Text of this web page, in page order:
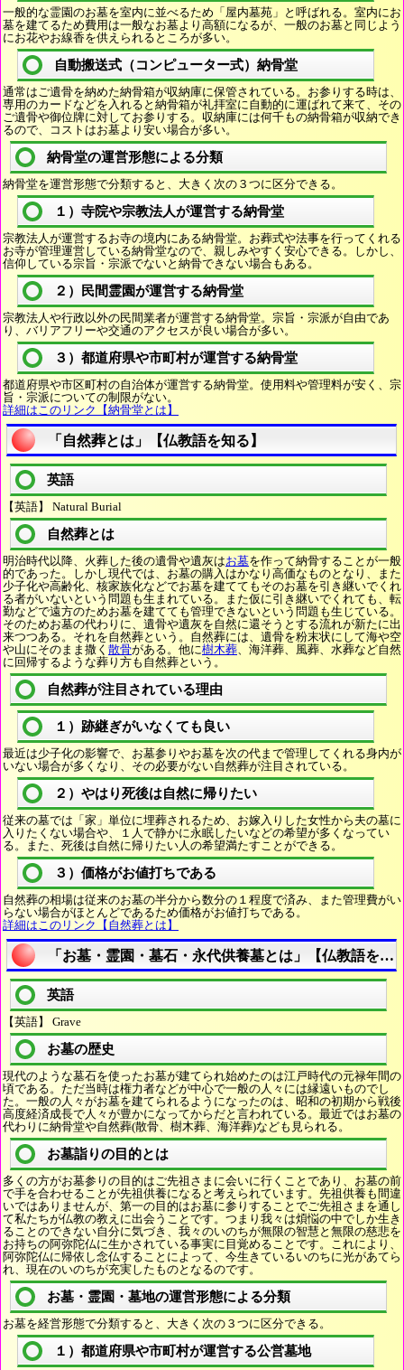
一般的な霊園のお墓を室内に並べるため「屋内墓苑」と呼ばれる。室内にお
墓を建てるため費用は一般なお墓より高額になるが、一般のお墓と同じよう
にお花やお線香を供えられるところが多い。
自動搬送式（コンピューター式）納骨堂
通常はご遺骨を納めた納骨箱が収納庫に保管されている。お参りする時は、
専用のカードなどを入れると納骨箱が礼拝室に自動的に運ばれて来て、その
ご遺骨や御位牌に対してお参りする。収納庫には何千もの納骨箱が収納でき
るので、コストはお墓より安い場合が多い。
納骨堂の運営形態による分類
納骨堂を運営形態で分類すると、大きく次の３つに区分できる。
１）寺院や宗教法人が運営する納骨堂
宗教法人が運営するお寺の境内にある納骨堂。お葬式や法事を行ってくれる
お寺が管理運営している納骨堂なので、親しみやすく安心できる。しかし、
信仰している宗旨・宗派でないと納骨できない場合もある。
２）民間霊園が運営する納骨堂
宗教法人や行政以外の民間業者が運営する納骨堂。宗旨・宗派が自由であ
り、バリアフリーや交通のアクセスが良い場合が多い。
３）都道府県や市町村が運営する納骨堂
都道府県や市区町村の自治体が運営する納骨堂。使用料や管理料が安く、宗
旨・宗派についての制限がない。
詳細はこのリンク【納骨堂とは】
「自然葬とは」【仏教語を知る】
英語
【英語】 Natural Burial
自然葬とは
明治時代以降、火葬した後の遺骨や遺灰はお墓を作って納骨することが一般
的であった。しかし現代では、お墓の購入はかなり高価なものとなり、また
少子化や高齢化、核家族化などでお墓を建ててもそのお墓を引き継いでくれ
る者がいないという問題も生まれている。また仮に引き継いでくれても、転
勤などで遠方のためお墓を建てても管理できないという問題も生じている。
そのためお墓の代わりに、遺骨や遺灰を自然に還そうとする流れが新たに出
来つつある。それを自然葬という。自然葬には、遺骨を粉末状にして海や空
や山にそのまま撒く 散骨がある。他に樹木葬、海洋葬、風葬、水葬など自然
に回帰するような葬り方も自然葬という。
自然葬が注目されている理由
１）跡継ぎがいなくても良い
最近は少子化の影響で、お墓参りやお墓を次の代まで管理してくれる身内が
いない場合が多くなり、その必要がない自然葬が注目されている。
２）やはり死後は自然に帰りたい
従来の墓では「家」単位に埋葬されるため、お嫁入りした女性から夫の墓に
入りたくない場合や、１人で静かに永眠したいなどの希望が多くなってい
る。また、死後は自然に帰りたい人の希望満たすことができる。
３）価格がお値打ちである
自然葬の相場は従来のお墓の半分から数分の１程度で済み、また管理費がい
らない場合がほとんどであるため価格がお値打ちである。
詳細はこのリンク【自然葬とは】
「お墓・霊園・墓石・永代供養墓とは」【仏教語を知
英語
【英語】 Grave
お墓の歴史
現代のような墓石を使ったお墓が建てられ始めたのは江戸時代の元禄年間の
頃である。ただ当時は権力者などが中心で一般の人々には縁遠いものでし
た。一般の人々がお墓を建てられるようになったのは、昭和の初期から戦後
高度経済成長で人々が豊かになってからだと言われている。最近ではお墓の
代わりに納骨堂や自然葬(散骨、樹木葬、海洋葬)なども見られる。
お墓詣りの目的とは
多くの方がお墓参りの目的はご先祖さまに会いに行くことであり、お墓の前
で手を合わせることが先祖供養になると考えられています。先祖供養も間違
いではありませんが、第一の目的はお墓に参りすることでご先祖さまを通し
て私たちが仏教の教えに出会うことです。つまり我々は煩悩の中でしか生き
ることのできない自分に気づき、我々のいのちが無限の智慧と無限の慈悲を
お持ちの阿弥陀仏に生かされている事実に目覚めることです。これにより、
阿弥陀仏に帰依し念仏することによって、今生きているいのちに光があてら
れ、現在のいのちが充実したものとなるのです。
お墓・霊園・墓地の運営形態による分類
お墓を経営形態で分類すると、大きく次の３つに区分できる。
１）都道府県や市町村が運営する公営墓地